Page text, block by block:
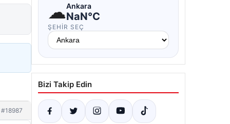
#18987
☁Ankara
NaN°C
ŞEHIR SEÇ
Bizi Takip Edin